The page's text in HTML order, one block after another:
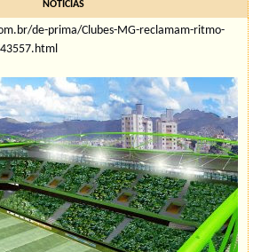
NOTÍCIAS
de-prima/Clubes-MG-reclamam-ritmo-